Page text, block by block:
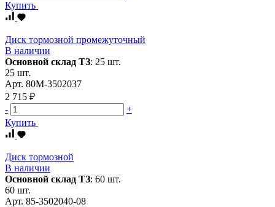
Купить
Диск тормозной промежуточный
В наличии
Основной склад ТЗ: 25 шт.
25 шт.
Арт. 80М-3502037
2 715 ₽
-
+
Купить
Диск тормозной
В наличии
Основной склад ТЗ: 60 шт.
60 шт.
Арт. 85-3502040-08